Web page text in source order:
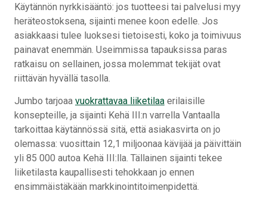
Käytännön nyrkkisääntö: jos tuotteesi tai palvelusi myy
heräteostoksena, sijainti menee koon edelle. Jos
asiakkaasi tulee luoksesi tietoisesti, koko ja toimivuus
painavat enemmän. Useimmissa tapauksissa paras
ratkaisu on sellainen, jossa molemmat tekijät ovat
riittävän hyvällä tasolla.
Jumbo tarjoaa vuokrattavaa liiketilaa erilaisille
konsepteille, ja sijainti Kehä III:n varrella Vantaalla
tarkoittaa käytännössä sitä, että asiakasvirta on jo
olemassa: vuosittain 12,1 miljoonaa kävijää ja päivittäin
yli 85 000 autoa Kehä III:lla. Tällainen sijainti tekee
liiketilasta kaupallisesti tehokkaan jo ennen
ensimmäistäkään markkinointitoimenpidettä.